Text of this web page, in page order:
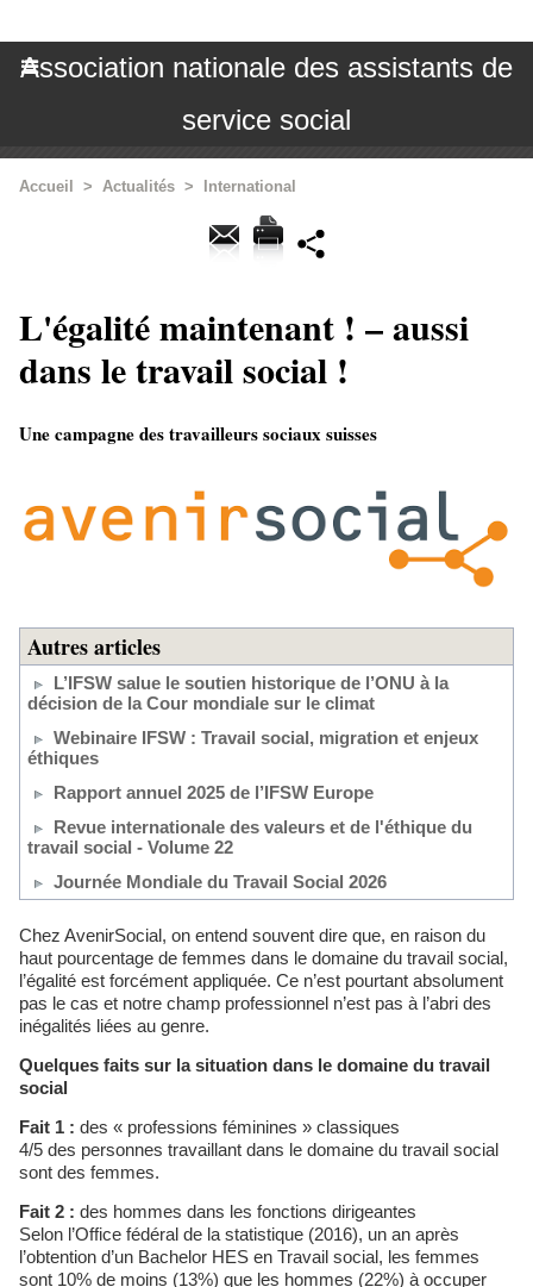
Association nationale des assistants de
service social
Accueil > Actualités > International
L'égalité maintenant ! – aussi
dans le travail social !
Une campagne des travailleurs sociaux suisses
Autres articles
L’IFSW salue le soutien historique de l’ONU à la
décision de la Cour mondiale sur le climat
Webinaire IFSW : Travail social, migration et enjeux
éthiques
Rapport annuel 2025 de l’IFSW Europe
Revue internationale des valeurs et de l'éthique du
travail social - Volume 22
Journée Mondiale du Travail Social 2026
Chez AvenirSocial, on entend souvent dire que, en raison du
haut pourcentage de femmes dans le domaine du travail social,
l’égalité est forcément appliquée. Ce n’est pourtant absolument
pas le cas et notre champ professionnel n’est pas à l’abri des
inégalités liées au genre.
Quelques faits sur la situation dans le domaine du travail
social
Fait 1 : des « professions féminines » classiques
4/5 des personnes travaillant dans le domaine du travail social
sont des femmes.
Fait 2 : des hommes dans les fonctions dirigeantes
Selon l’Office fédéral de la statistique (2016), un an après
l’obtention d’un Bachelor HES en Travail social, les femmes
sont 10% de moins (13%) que les hommes (22%) à occuper